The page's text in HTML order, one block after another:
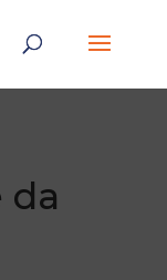
da